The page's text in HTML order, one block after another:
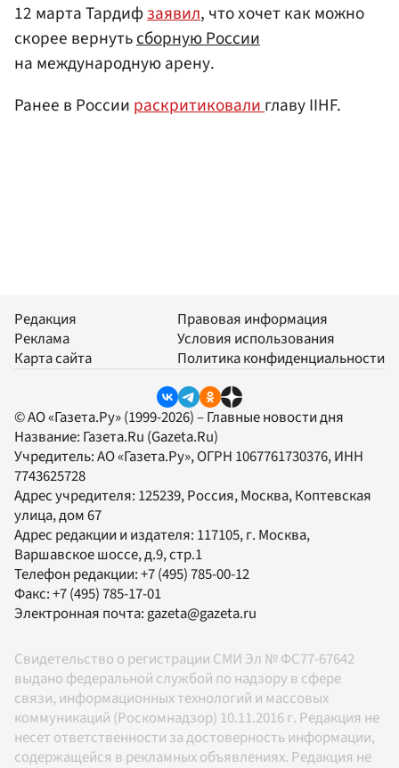
12 марта Тардифзаявил, что хочет как можно
скорее вернутьсборную России
на международную арену.
Ранее в России раскритиковалиглаву IIHF.
Редакция
Реклама
Карта сайта
Правовая информация
Условия использования
Политика конфиденциальности
© АО «Газета.Ру» (1999-2026) – Главные новости дня
Название: Газета.Ru (Gazeta.Ru)
Учредитель:АО «Газета.Ру», ОГРН 1067761730376, ИНН
7743625728
Адрес учредителя: 125239, Россия, Москва, Коптевская
улица, дом 67
Адрес редакции и издателя: 117105, г. Москва,
Варшавское шоссе, д.9, стр.1
Телефон редакции:+7 (495) 785-00-12
Факс:+7 (495) 785-17-01
Электронная почта: gazeta@gazeta.ru
Свидетельство о регистрации СМИ Эл № ФС77-67642
выдано федеральной службой по надзору в сфере
связи, информационных технологий и массовых
коммуникаций (Роскомнадзор) 10.11.2016 г. Редакция не
несет ответственности за достоверность информации,
содержащейся в рекламных объявлениях. Редакция не